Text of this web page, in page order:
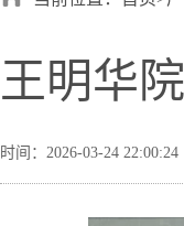
王明华
时间：2026-03-24 22:00:24